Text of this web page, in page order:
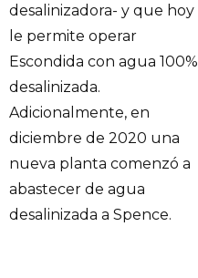
desalinizadora- y que hoy
le permite operar
Escondida con agua 100%
desalinizada.
Adicionalmente, en
diciembre de 2020 una
nueva planta comenzó a
abastecer de agua
desalinizada a Spence.